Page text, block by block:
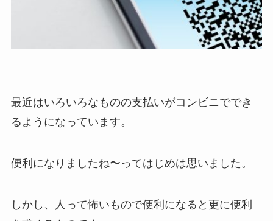
最近はいろいろなものの支払いがコンビニででき
るようになっています。
便利になりましたね〜ってはじめは思いました。
しかし、人って怖いもので便利になると更に便利